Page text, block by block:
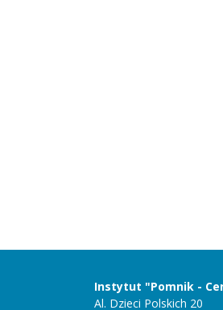
Instytut "Pomnik -
Al. Dzieci Polskich 20